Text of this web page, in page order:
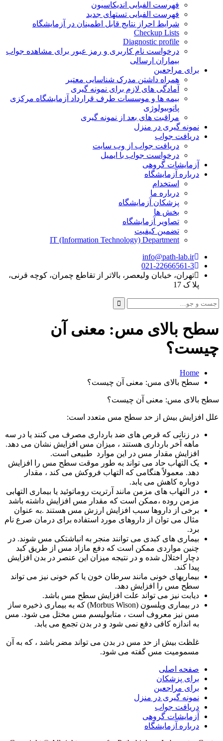
فهرست الفبایی اندیکاسیون
فهرست الفبایی تستهای جدید
شرایط احراز نتایج قابل اطمینان در آزمایشگاه
Checkup Lists
Diagnostic profile
درخواست نام کاربری و رمز عبور برای مشاهده جواب
بیماران ارسالی
برای مراجعین
همراه داشتن مدرک شناسایی معتبر
آمادگی های لازم برای نمونه گیری
بیمه ها و موسسات طرف قرارداد آزمایشگاه مرکزی
پاتوبیولوژی
مراقبت های بعد از نمونه گیری
نمونه گیری در منزل
دریافت جواب
دریافت جواب از وب سایت
درخواست جواب با ایمیل
آزمایشات گروهی
درباره آزمایشگاه
استخدام
درباره ما
پزشکان آزمایشگاه
بخش ها
تصاویر آزمایشگاه
تضمین کیفیت
IT (Information Technology) Department
info@path-lab.ir
021-22666561-3
تهران، خیابان ولیعصر، بالاتر از تقاطع چمران، کوچه قرنی،
پلا ک 17
جست
و
برای:
سطح بالای مس: معنی آن
چیست؟
Home
سطح بالای مس: معنی آن چیست؟
سطح بالای مس: معنی آن چیست؟
علل افزایش بیش از حد سطح مس متعدد است:
در زنانی که قرص های ضد بارداری مصرف می کنند یا در سه
ماهه آخر بارداری هستند ، میزان مس افزایش نشان می دهد.
افزایش مقدار مس در این موارد طبیعی است.
یک التهاب حاد می تواند به طور موقت سطح مس را افزایش
دهد. معمولاً هنگامی که التهاب فروکش می کند ، مقدار
دوباره کاهش می یابد.
در التهاب های مزمن مانند آرتریت روماتوئید یا بیماری التهابی
مزمن روده ،ممکن است که مقدار مس افزایش داشته باشد
برخی از داروها سبب افزایش ارزش مس هستند .به عنوان
مثال می توان از داروهای مورد استفاده برای درمان صرع نام
برد.
بیماری های کبدی می توانند منجر به انباشتکی مس شوند. در
چنین مواردی ممکن است که دفع مازاد مس از طریق کبد
دچار اختلال شده و در نتیجه میزان این عنصر در بدن افزایش
پیدا کند.
بیماریهای خونی مانند سرطان خون یا کم خونی نیز می تواند
سطح مس را افزایش دهد.
دیابت نیز می تواند علت افزایش سطح مس باشد.
در بیماری ویلسون (Morbus Wison) که به بیماری ذخیره ساز
مس نیز معروف است ، متابولیسم مس مختل می شود. مس
به اندازه کافی دفع نمی شود و در بدن تجمع می یابد.
غلظت بیش از حد مس در بدن می تواند مضر باشد ، که به آن
مسمومیت مس گفته می شود.
صفحه اصلی
برای پزشکان
برای مراجعین
نمونه گیری در منزل
دریافت جواب
آزمایشات گروهی
درباره آزمایشگاه